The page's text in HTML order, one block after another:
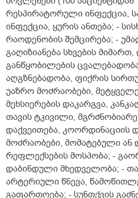
რესპირატორული ინფექცია,
ინფექცია, ყურის ანთება; -
რაოდენობის შემცირება; -
გაღიზიანება სხვების
განწყობილების
აღგზნებადობა, ფიქრის
უაზრო მოძრაობები,
მეხსიერების დაკარგვა,
თავის ტკივილი,
დაქვეითება, კოორდინაციის
მოძრაობები, მომატებული ან
რეფლექსების მოსპობა; -
დაბინდული მხედველობა; -
არტერიული წნევა,
გაფართოება; - სუნთქვის